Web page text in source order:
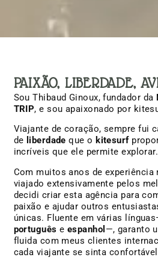
PAIXÃO, LIBERDADE,
Sou Thibaud Ginoux, fundador da
TRIP, e sou apaixonado por
Viajante de coração, sempre fui
de liberdade que o kitesurf
incríveis que ele permite explorar.
Com muitos anos de
viajado extensivamente pelos
decidi criar esta agência para
paixão e ajudar outros
únicas. Fluente em várias
português e espanhol —, garanto
fluida com meus clientes
cada viajante se sinta